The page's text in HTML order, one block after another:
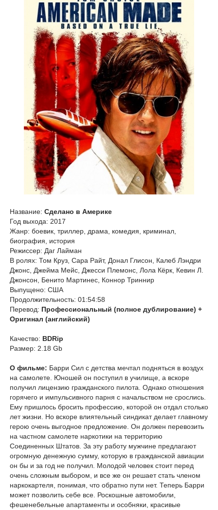
Название: Сделано в Америке
Год выхода: 2017
Жанр: боевик, триллер, драма, комедия, криминал,
биография, история
Режиссер: Даг Лайман
В ролях: Том Круз, Сара Райт, Донал Глисон, Калеб Лэндри
Джонс, Джейма Мейс, Джесси Племонс, Лола Кёрк, Кевин Л.
Джонсон, Бенито Мартинес, Коннор Триннир
Выпущено: США
Продолжительность: 01:54:58
Перевод: Профессиональный (полное дублирование) +
Оригинал (английский)
Качество: BDRip
Размер: 2.18 Gb
О фильме: Барри Сил с детства мечтал подняться в воздух
на самолете. Юношей он поступил в училище, а вскоре
получил лицензию гражданского пилота. Однако отношения
горячего и импульсивного парня с начальством не срослись.
Ему пришлось бросить профессию, которой он отдал столько
лет жизни. Но вскоре влиятельный синдикат делает главному
герою очень выгодное предложение. Он должен перевозить
на частном самолете наркотики на территорию
Соединенных Штатов. За эту работу мужчине предлагают
огромную денежную сумму, которую в гражданской авиации
он бы и за год не получил. Молодой человек стоит перед
очень сложным выбором, и все же он решает стать членом
наркокартеля, понимая, что обратно пути нет. Теперь Барри
может позволить себе все. Роскошные автомобили,
фешенебельные апартаменты и особняки, красивые